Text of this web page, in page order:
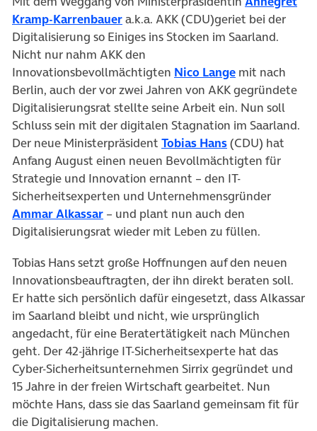
Kramp-Karrenbauer(öffnet in neuem Tab)
a.k.a. AKK (CDU)geriet bei der
Digitalisierung so Einiges ins Stocken im Saarland.
Nicht nur nahm AKK den
Innovationsbevollmächtigten Nico Lange(öffnet in
mit nach
Berlin, auch der vor zwei Jahren von AKK gegründete
Digitalisierungsrat stellte seine Arbeit ein. Nun soll
Schluss sein mit der digitalen Stagnation im Saarland.
Der neue Ministerpräsident Tobias Hans(öffnet in
(CDU) hat
Anfang August einen neuen Bevollmächtigten für
Strategie und Innovation ernannt – den IT-
Sicherheitsexperten und Unternehmensgründer
Ammar Alkassar(öffnet in neuem Tab)
– und plant nun auch den
Digitalisierungsrat wieder mit Leben zu füllen.
Tobias Hans setzt große Hoffnungen auf den neuen
Innovationsbeauftragten, der ihn direkt beraten soll.
Er hatte sich persönlich dafür eingesetzt, dass Alkassar
im Saarland bleibt und nicht, wie ursprünglich
angedacht, für eine Beratertätigkeit nach München
geht. Der 42-jährige IT-Sicherheitsexperte hat das
Cyber-Sicherheitsunternehmen Sirrix gegründet und
15 Jahre in der freien Wirtschaft gearbeitet. Nun
möchte Hans, dass sie das Saarland gemeinsam fit für
die Digitalisierung machen.